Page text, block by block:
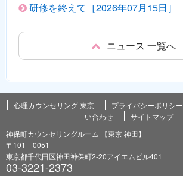
研修を終えて［2026年07月15日］
ニュース 一覧へ
心理カウンセリング 東京 プライバシーポリシー
い合わせ
サイトマップ
神保町カウンセリングルーム 【東京 神田】
〒101－0051
東京都千代田区神田神保町2-20アイエムビル401
03-3221-2373